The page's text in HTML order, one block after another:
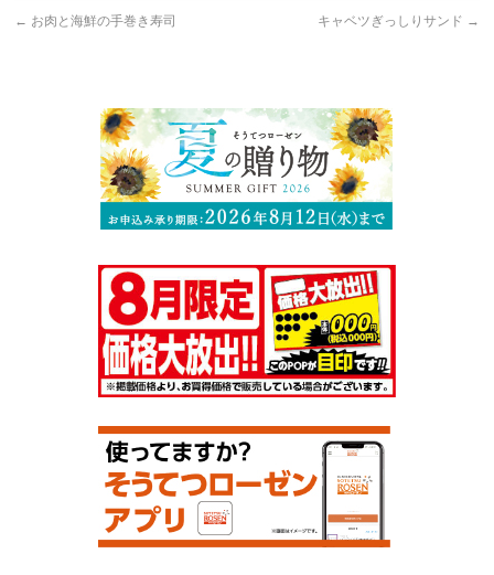
← お肉と海鮮の手巻き寿司 キャベツぎっしりサンド →